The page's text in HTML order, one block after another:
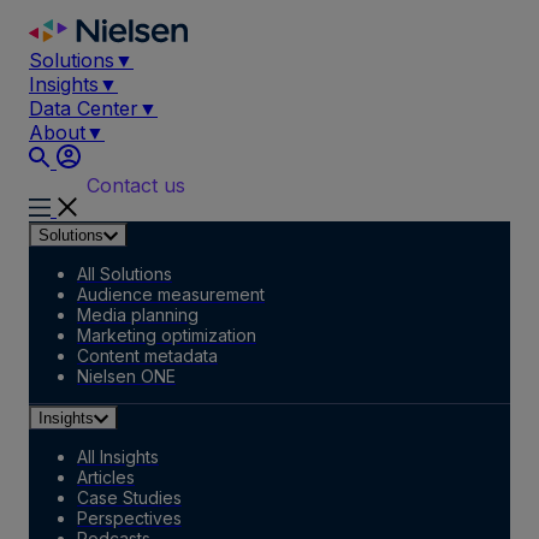
Skip
content
Solutions ▼
Insights ▼
Data Center ▼
About▼
Contact us
Solutions
All Solutions
Audience measurement
Media planning
Marketing optimization
Content metadata
Nielsen ONE
Insights
All Insights
Articles
Case Studies
Perspectives